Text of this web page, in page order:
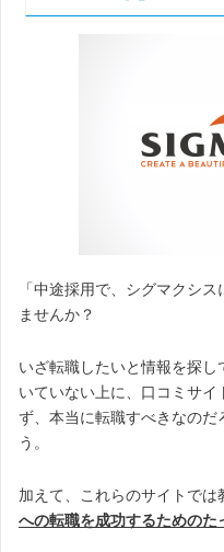
「中途採用で、シグマクシ
ませんか？
いざ転職したいと情報を探
いていない上に、口コミサイ
ず、本当に転職すべきなのだ
う。
加えて、これらのサイトでは
への転職を成功するためのた